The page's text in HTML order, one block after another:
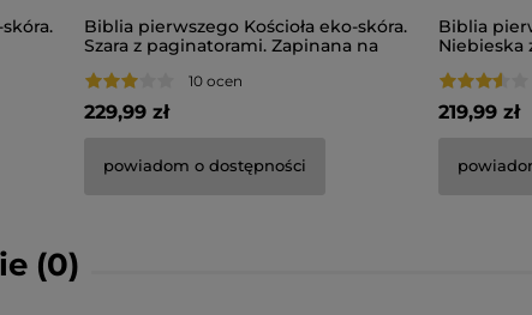
Biblia pierwszego Kościoła eko-skóra.
Szara z paginatorami. Zapinana na
10 ocen
229,99 zł
powiadom o dostępności
Biblia
Niebieska
219,99 zł
(0)